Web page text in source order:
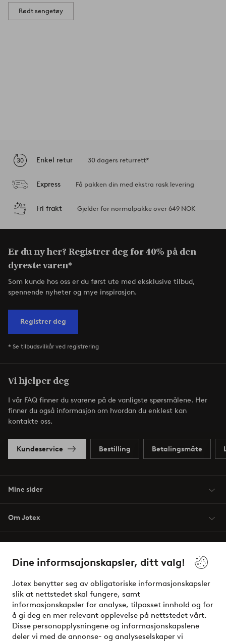
Dine informsajonskapsler, ditt valg!
Jotex benytter seg av obligatoriske informasjonskapsler
slik at nettstedet skal fungere, samt
informasjonskapsler for analyse, tilpasset innhold og for
å gi deg en mer relevant opplevelse på nettstedet vårt.
Disse personopplysningene og informasjonskapslene
deler vi med de annonse- og analyseselskaper vi
Rødt sengetøy
Enkel retur 30 dagers returrett*
Express Få pakken din med ekstra rask levering
Fri frakt Gjelder for normalpakke over 649 NOK
Er du ny her? Registrer deg for 40% på den
dyreste varen*
Som kunde hos oss er du først ute med eksklusive tilbud,
spennende nyheter og mye inspirasjon.
Registrer deg
* Se tilbudsvilkår ved registrering
Vi hjelper deg
I vår FAQ finner du svarene på de vanligste spørsmålene. Her
finner du også informasjon om hvordan du enklest kan
kontakte oss.
Kundeservice Bestilling Betalingsmåte
Mine sider
Om Jotex
Venner